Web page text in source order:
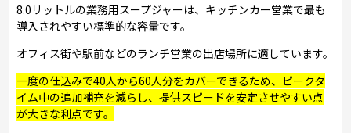
8.0リットルの業務用スープジャーは、キッチンカー営業で最も
導入されやすい標準的な容量です。
オフィス街や駅前などのランチ営業の出店場所に適しています。
一度の仕込みで40人から60人分をカバーできるため、ピークタ
イム中の追加補充を減らし、提供スピードを安定させやすい点
が大きな利点です。